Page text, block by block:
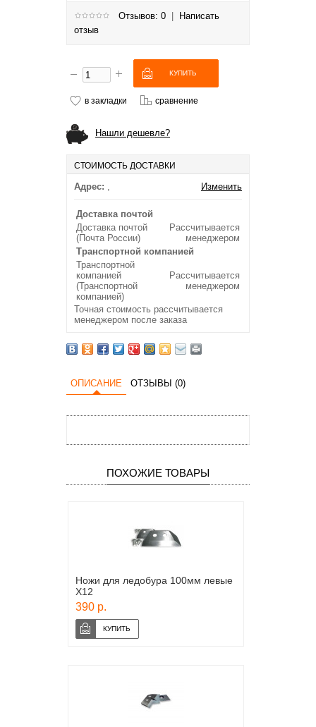
Отзывов: 0
Написать
отзыв
в закладки сравнение
Нашли дешевле?
СТОИМОСТЬ ДОСТАВКИ
Адрес: , Изменить
Доставка почтой
Доставка почтой
(Почта России)
Рассчитывается
менеджером
Транспортной компанией
Транспортной
компанией
(Транспортной
компанией)
Рассчитывается
менеджером
Точная стоимость рассчитывается
менеджером после заказа
ОПИСАНИЕ ОТЗЫВЫ (0)
ПОХОЖИЕ ТОВАРЫ
Ножи для ледобура 100мм левые
Х12
390 р.